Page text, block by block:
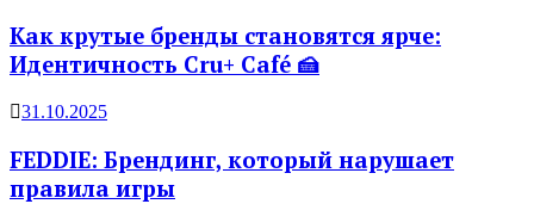
Как крутые бренды становятся ярче:
Идентичность Cru+ Café 🍰
31.10.2025
FEDDIE: Брендинг, который нарушает
правила игры